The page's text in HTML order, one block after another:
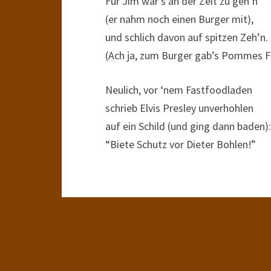
(er nahm noch einen Burger mit),
und schlich davon auf spitzen Zeh’n.
(Ach ja, zum Burger gab’s Pommes
Neulich, vor ‘nem Fastfoodladen
schrieb Elvis Presley unverhohlen
auf ein Schild (und ging dann baden):
“Biete Schutz vor Dieter Bohlen!”